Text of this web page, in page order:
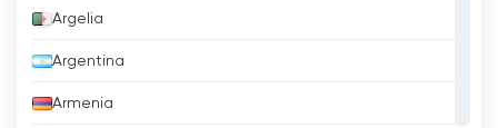
Argelia
Argentina
Armenia